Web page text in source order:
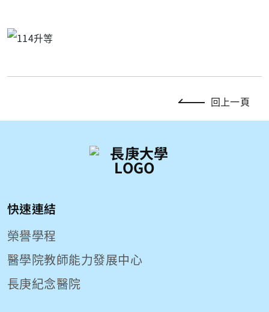
回上一頁
快速連結
榮譽學程
醫學院教師能力發展中心
長庚紀念醫院